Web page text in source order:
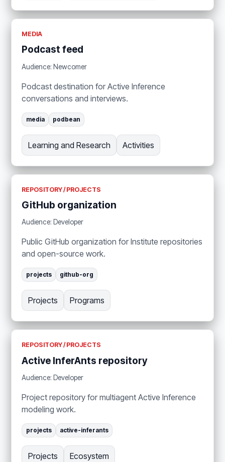
MEDIA
Podcast feed
Audience: Newcomer
Podcast destination for Active Inference
conversations and interviews.
media podbean
Learning and Research Activities
REPOSITORY / PROJECTS
GitHub organization
Audience: Developer
Public GitHub organization for Institute repositories
and open-source work.
projects github-org
Projects Programs
REPOSITORY / PROJECTS
Active InferAnts repository
Audience: Developer
Project repository for multiagent Active Inference
modeling work.
projects active-inferants
Projects Ecosystem